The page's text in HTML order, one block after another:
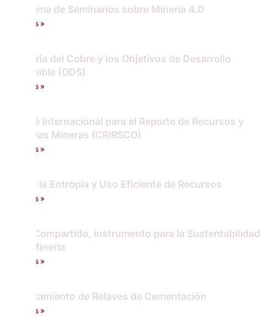
Programa de Seminarios sobre Minería 4.0
Leer más »
Industria del Cobre y los Objetivos de Desarrollo
Sostenible (ODS)
Leer más »
Comité Internacional para el Reporte de Recursos y
Reservas Mineras (CRIRSCO)
Leer más »
Ley de la Entropía y Uso Eficiente de Recursos
Leer más »
Valor Compartido, instrumento para la Sustentabilidad
de la Minería
Leer más »
Biotratamiento de Relaves de Cementación
Leer más »